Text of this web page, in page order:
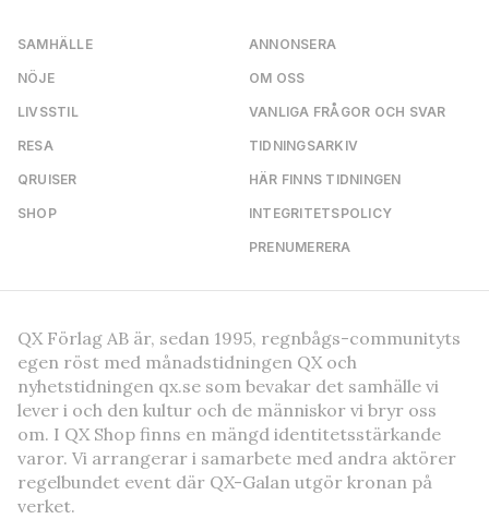
SAMHÄLLE
NÖJE
LIVSSTIL
RESA
QRUISER
SHOP
ANNONSERA
OM OSS
VANLIGA FRÅGOR OCH SVAR
TIDNINGSARKIV
HÄR FINNS TIDNINGEN
INTEGRITETSPOLICY
PRENUMERERA
QX Förlag AB är, sedan 1995, regnbågs-communityts
egen röst med månadstidningen QX och
nyhetstidningen qx.se som bevakar det samhälle vi
lever i och den kultur och de människor vi bryr oss
om. I QX Shop finns en mängd identitetsstärkande
varor. Vi arrangerar i samarbete med andra aktörer
regelbundet event där QX-Galan utgör kronan på
verket.